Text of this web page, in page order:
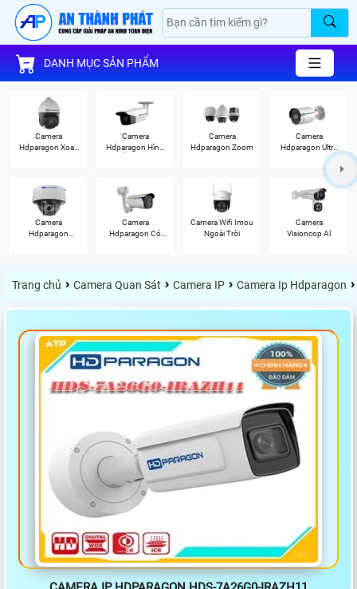
DANH MỤC SẢN PHẨM
Camera
Hdparagon Xoay
Camera
Hdparagon Hình
Camera
Hdparagon Zoom
Camera
Hdparagon Ultra
Camera
Hdparagon
Camera
Hdparagon Có
Camera Wifi Imou
Ngoài Trời
Camera
Visioncop Al
Trang chủ › Camera Quan Sát › Camera IP › Camera Ip Hdparagon ›